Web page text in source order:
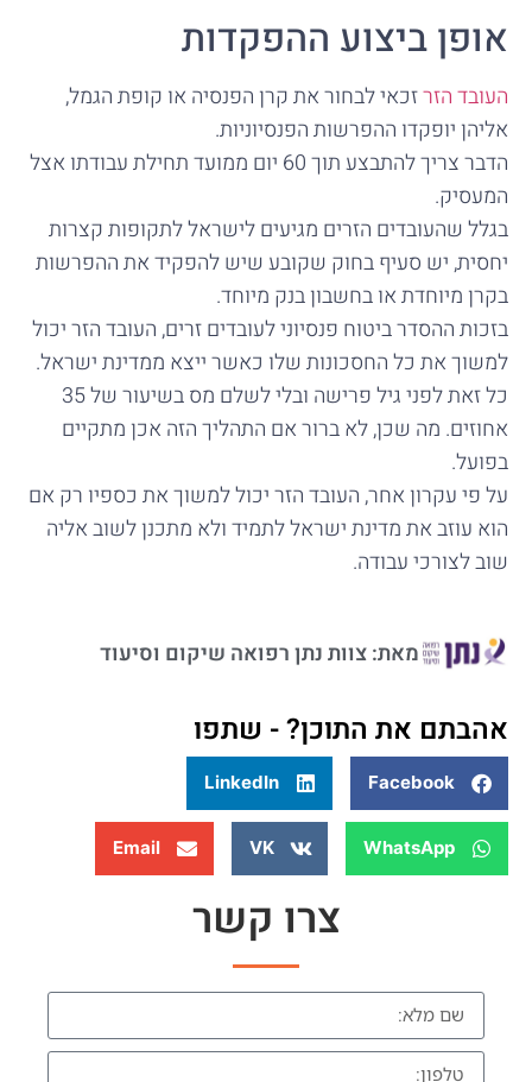
אופן ביצוע ההפקדות
העובד הזרזכאי לבחור את קרן הפנסיה או קופת הגמל,
אליהן יופקדו ההפרשות הפנסיוניות.
הדבר צריך להתבצע תוך 60 יום ממועד תחילת עבודתו אצל
המעסיק.
בגלל שהעובדים הזרים מגיעים לישראל לתקופות קצרות
יחסית, יש סעיף בחוק שקובע שיש להפקיד את ההפרשות
בקרן מיוחדת או בחשבון בנק מיוחד.
בזכות ההסדר ביטוח פנסיוני לעובדים זרים, העובד הזר יכול
למשוך את כל החסכונות שלו כאשר ייצא ממדינת ישראל.
כל זאת לפני גיל פרישה ובלי לשלם מס בשיעור של 35
אחוזים. מה שכן, לא ברור אם התהליך הזה אכן מתקיים
בפועל.
על פי עקרון אחר, העובד הזר יכול למשוך את כספיו רק אם
הוא עוזב את מדינת ישראל לתמיד ולא מתכנן לשוב אליה
שוב לצורכי עבודה.
מאת: צוות נתן רפואה שיקום וסיעוד
אהבתם את התוכן? - שתפו
Facebook
LinkedIn
WhatsApp
VK
Email
צרו קשר